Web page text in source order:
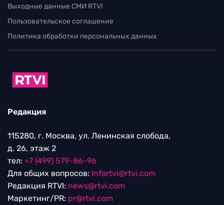
Выходные данные СМИ RTVI
Пользовательское соглашение
Политика обработки персональных данных
Редакция
115280, г. Москва, ул. Ленинская слобода,
д. 26, этаж 2
тел: +7 (499) 579-86-96
Для общих вопросов: Infortvi@rtvi.com
Редакция RTVI: news@rtvi.com
Маркетинг/PR: pr@rtvi.com